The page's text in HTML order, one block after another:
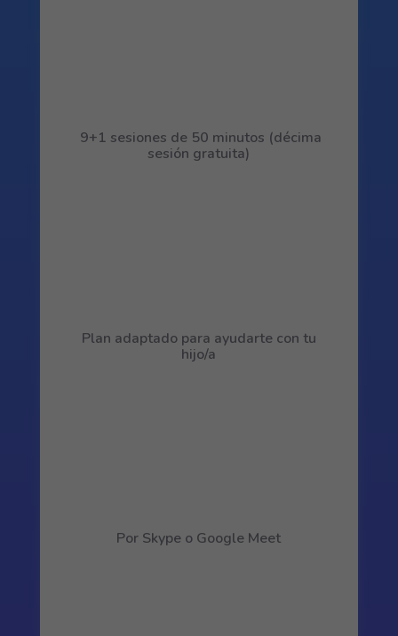
9+1 sesiones de 50 minutos (décima
sesión gratuita)
Plan adaptado para ayudarte con tu
hijo/a
Por Skype o Google Meet